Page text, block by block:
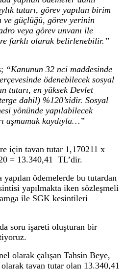
tutarı, görev yapılan birim
ve güçlüğü, görev yerinin
veya görev unvanı ile
farklı olarak belirlenebilir.”
“Kanunun 32 nci maddesinde
ödenebilecek sosyal
tutarı, en yüksek Devlet
dahil) %120’sidir. Sosyal
yönünde yapılabilecek
aşmamak kaydıyla…”
için tavan tutar 1,170211 x
= 13.340,41 TL’dir.
ödemelerde bu tutardan
yapılmakta iken sözleşmeli
ile SGK kesintileri
soru işareti oluşturan bir
olarak çalışan Tahsin Beye,
tavan tutar olan 13.340,41